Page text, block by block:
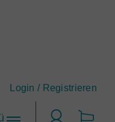
Login / Registrieren